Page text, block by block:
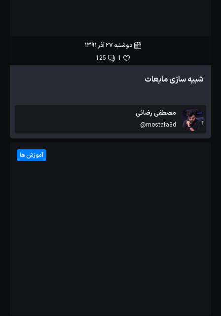
دوشنبه 27 آذر 1391
1
125
شبیه سازی مایعات
مصطفی رضائی
@mostafa3d
آموزش ها